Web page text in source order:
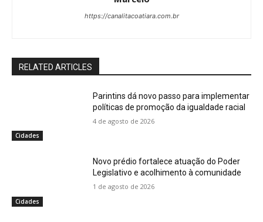
https://canalitacoatiara.com.br
RELATED ARTICLES
Cidades
Parintins dá novo passo para implementar
políticas de promoção da igualdade racial
4 de agosto de 2026
Cidades
Novo prédio fortalece atuação do Poder
Legislativo e acolhimento à comunidade
1 de agosto de 2026